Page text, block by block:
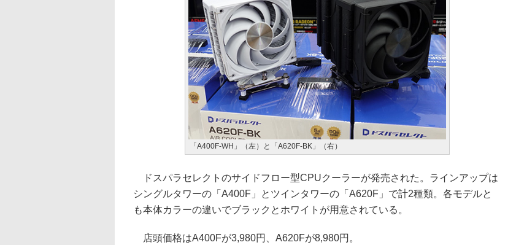
「A400F-WH」（左）と「A620F-BK」（右）
ドスパラセレクトのサイドフロー型CPUクーラーが発売された。ラインアップは
シングルタワーの「A400F」とツインタワーの「A620F」で計2種類。各モデルと
も本体カラーの違いでブラックとホワイトが用意されている。
店頭価格はA400Fが3,980円、A620Fが8,980円。